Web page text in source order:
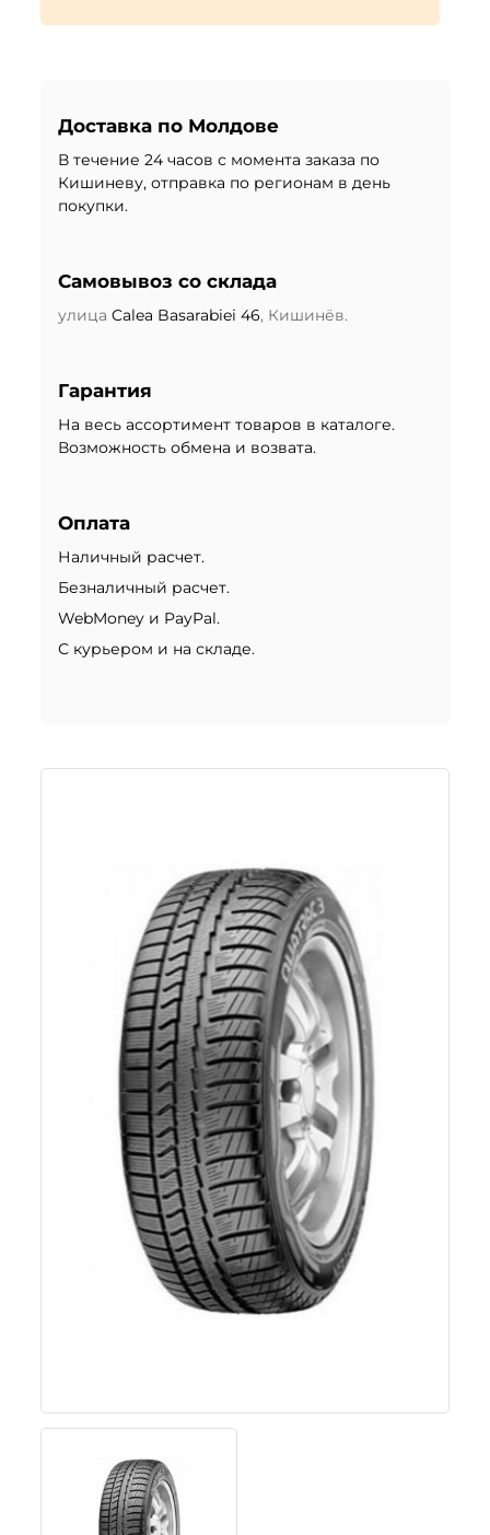
Доставка по Молдове
В течение 24 часов с момента заказа по
Кишиневу, отправка по регионам в день
покупки.
Самовывоз со склада
улица Calea Basarabiei 46, Кишинёв.
Гарантия
На весь ассортимент товаров в каталоге.
Возможность обмена и возвата.
Оплата
Наличный расчет.
Безналичный расчет.
WebMoney и PayPal.
С курьером и на складе.